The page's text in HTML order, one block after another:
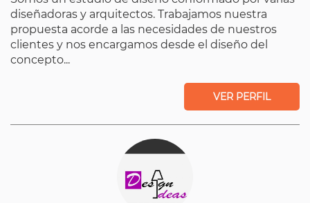
diseñadoras y arquitectos. Trabajamos nuestra
propuesta acorde a las necesidades de nuestros
clientes y nos encargamos desde el diseño del
concepto...
VER PERFIL